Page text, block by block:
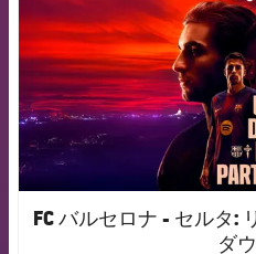
FC バルセロナ - セルタ:
ダ